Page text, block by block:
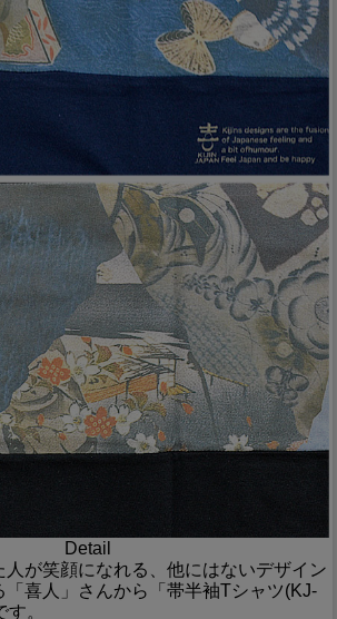
Detail
が笑顔になれる、他にはないデザイン
「喜人」さんから「帯半袖Tシャツ(KJ-
。